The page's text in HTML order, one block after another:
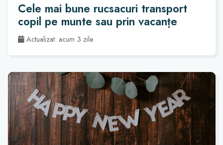
Cele mai bune rucsacuri transport
copil pe munte sau prin vacanțe
Actualizat: acum 3 zile